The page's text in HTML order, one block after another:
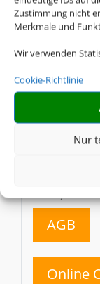
Zustimmung nicht
Merkmale und
Wir verwenden
Cookie-Richtlinie
Nur
Caribbean
Online
Gepäck
Cathay Pacific
AGB
Online